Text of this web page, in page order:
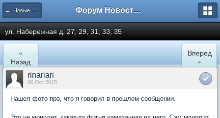
← Новые Водники Форум Новостройки
ул. Набережная д. 27, 29, 31, 33, 35
«
Назад
Вперед
»
rinariari
06 Oct 2015
Нашел фото про, что я говорил в прошлом сообщении.